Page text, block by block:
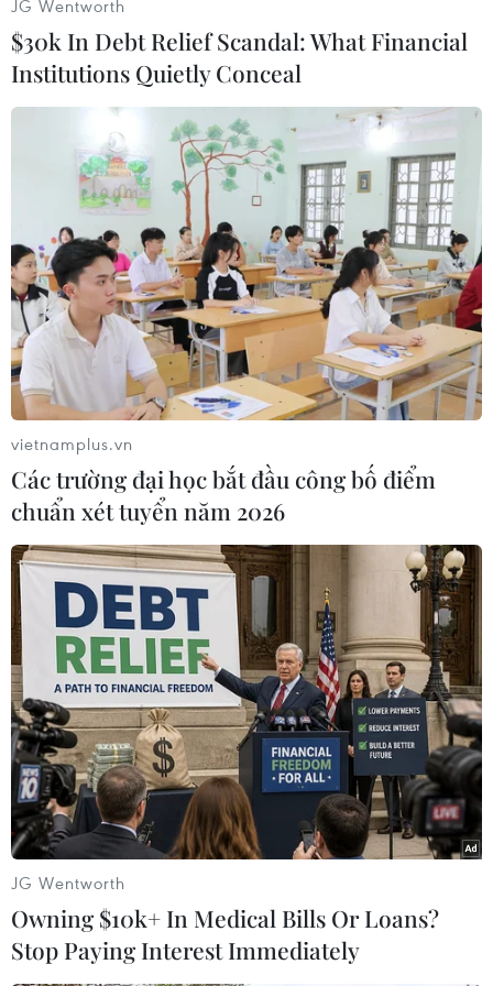
trạng say xỉn, mất kiểm soát, tông
trúng chân một cán bộ cảnh sát
giao thông rồi tự ngã xuống
(Vietnam+)
#Công an xã
#Tai nạn giao thông
#Xe tải đâm xe công an
#Xe tuần tra
JG Wentworth
$30k In Debt Relief Scandal: What Financial
Institutions Quietly Conceal
vietnamplus.vn
Các trường đại học bắt đầu công bố điểm
chuẩn xét tuyển năm 2026
JG Wentworth
Owning $10k+ In Medical Bills Or Loans?
Stop Paying Interest Immediately